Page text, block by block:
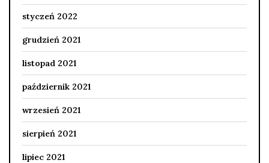
styczeń 2022
grudzień 2021
listopad 2021
październik 2021
wrzesień 2021
sierpień 2021
lipiec 2021